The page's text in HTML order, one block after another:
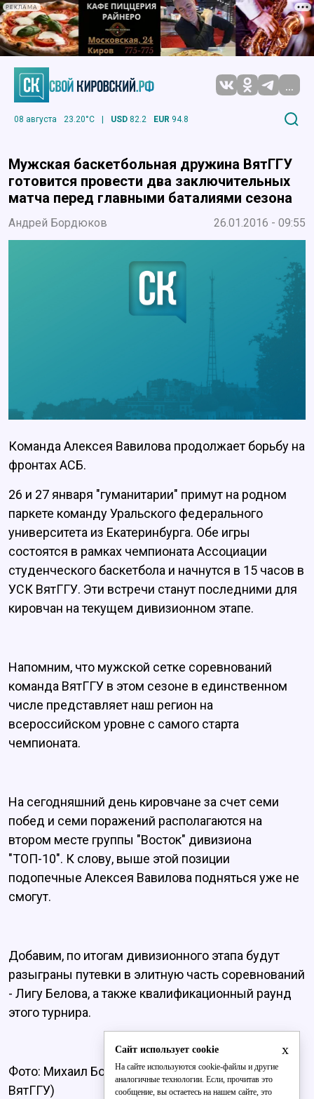
РЕКЛАМА
...
08 августа 23.20°C | USD 82.2 EUR 94.8
Мужская баскетбольная дружина ВятГГУ
готовится провести два заключительных
матча перед главными баталиями сезона
Андрей Бордюков 26.01.2016 - 09:55
Команда Алексея Вавилова продолжает борьбу на
фронтах АСБ.
26 и 27 января "гуманитарии" примут на родном
паркете команду Уральского федерального
университета из Екатеринбурга. Обе игры
состоятся в рамках чемпионата Ассоциации
студенческого баскетбола и начнутся в 15 часов в
УСК ВятГГУ. Эти встречи станут последними для
кировчан на текущем дивизионном этапе.
Напомним, что мужской сетке соревнований
команда ВятГГУ в этом сезоне в единственном
числе представляет наш регион на
всероссийском уровне с самого старта
чемпионата.
На сегодняшний день кировчане за счет семи
побед и семи поражений располагаются на
втором месте группы "Восток" дивизиона
"ТОП-10". К слову, выше этой позиции
подопечные Алексея Вавилова подняться уже не
смогут.
Добавим, по итогам дивизионного этапа будут
разыграны путевки в элитную часть соревнований
- Лигу Белова, а также квалификационный раунд
этого турнира.
Фото: Михаил Бондарев (капитан команды
ВятГГУ)
x
Сайт использует cookie
На сайте используются cookie-файлы и другие
аналогичные технологии. Если, прочитав это
сообщение, вы остаетесь на нашем сайте, это